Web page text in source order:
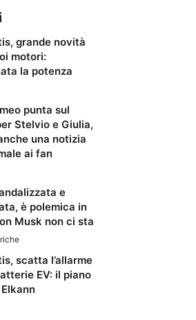
grande novità
motori:
la potenza
punta sul
Stelvio e Giulia,
una notizia
ai fan
e
è polemica in
Musk non ci sta
scatta l’allarme
EV: il piano